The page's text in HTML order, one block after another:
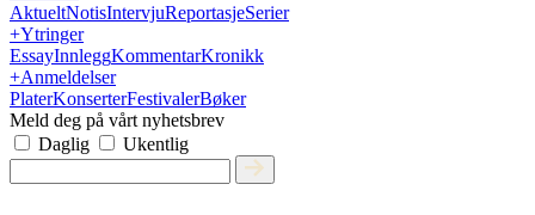
AktueltNotisIntervjuReportasjeSerier
+Ytringer
EssayInnleggKommentarKronikk
+Anmeldelser
PlaterKonserterFestivalerBøker
Meld deg på vårt nyhetsbrev
Daglig
Ukentlig